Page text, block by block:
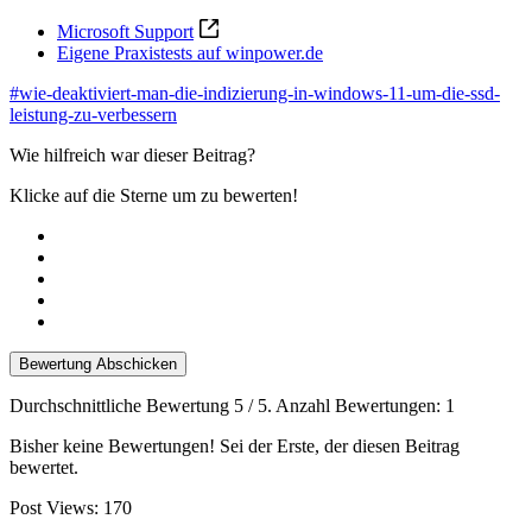
Microsoft Support
Eigene Praxistests auf winpower.de
#wie-deaktiviert-man-die-indizierung-in-windows-11-um-die-ssd-
leistung-zu-verbessern
Wie hilfreich war dieser Beitrag?
Klicke auf die Sterne um zu bewerten!
Bewertung Abschicken
Durchschnittliche Bewertung 5 / 5. Anzahl Bewertungen: 1
Bisher keine Bewertungen! Sei der Erste, der diesen Beitrag
bewertet.
Post Views: 170